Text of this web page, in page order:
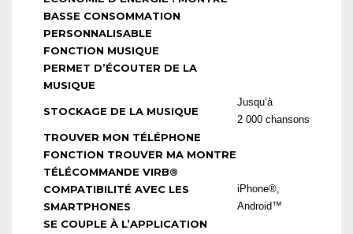
BASSE CONSOMMATION
PERSONNALISABLE
FONCTION MUSIQUE
PERMET D’ÉCOUTER DE LA
MUSIQUE
STOCKAGE DE LA MUSIQUE
Jusqu’à
2 000 chansons
TROUVER MON TÉLÉPHONE
FONCTION TROUVER MA MONTRE
TÉLÉCOMMANDE VIRB®
COMPATIBILITÉ AVEC LES
SMARTPHONES
iPhone®,
Android™
SE COUPLE À L’APPLICATION